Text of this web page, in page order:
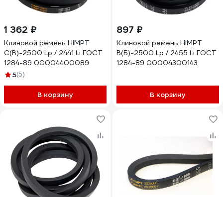
1 362 ₽
Клиновой ремень HIMPT
С(В)-2500 Lp / 2441 Li ГОСТ
1284-89 00004400089
5(5)
В корзину
897 ₽
Клиновой ремень HIMPT
В(Б)-2500 Lp / 2455 Li ГОСТ
1284-89 00004300143
В корзину